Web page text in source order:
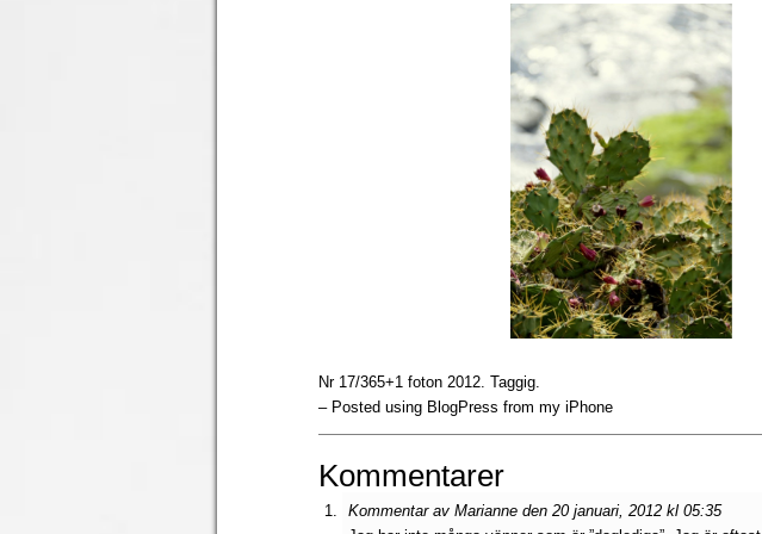
Nr 17/365+1 foton 2012. Taggig.
– Posted using BlogPress from my iPhone
Kommentarer
Kommentar av Marianne den 20 januari, 2012 kl 05:35